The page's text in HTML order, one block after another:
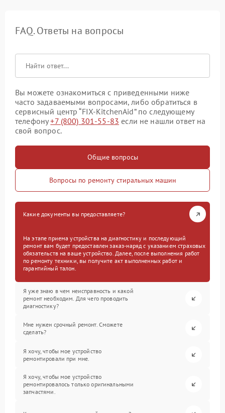
FAQ. Ответы на вопросы
Вы можете ознакомиться с приведенными ниже
часто задаваемыми вопросами, либо обратиться в
сервисный центр “FIX-KitchenAid” по следующему
телефону+7 (800) 301-55-83 если не нашли ответ на
свой вопрос.
Общие вопросы
Вопросы по ремонту стиральных машин
Какие документы вы предоставляете?
На этапе приема устройства на диагностику и последующий
ремонт вам будет предоставлен заказ-наряд с указанием страховых
обязательств на ваше устройство. Далее, после выполнения работ
по ремонту техники, вы получите акт выполненных работ и
гарантийный талон.
Я уже знаю в чем неисправность и какой
ремонт необходим. Для чего проводить
диагностику?
Мне нужен срочный ремонт. Сможете
сделать?
Я хочу, чтобы мое устройство
ремонтировали при мне.
Я хочу, чтобы мое устройство
ремонтировалось только оригинальными
запчастями.